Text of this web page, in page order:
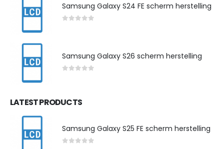
Samsung Galaxy S24 FE scherm herstelling
Samsung Galaxy S26 scherm herstelling
LATEST PRODUCTS
Samsung Galaxy S25 FE scherm herstelling